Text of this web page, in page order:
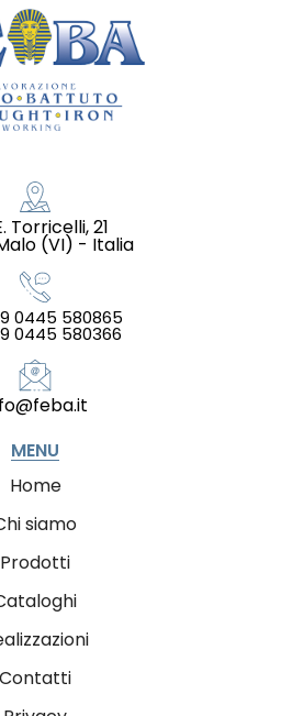
Torricelli, 21
(VI) - Italia
0445 580865
0445 580366
MENU
Home
siamo
Prodotti
Contatti